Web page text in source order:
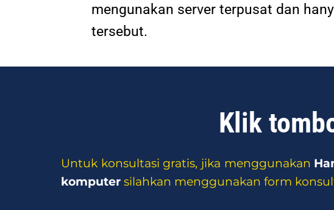
mengunakan server terpusat dan
tersebut.
Klik
Untuk konsultasi gratis, jika menggunakan
komputer silahkan menggunakan form